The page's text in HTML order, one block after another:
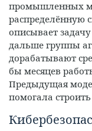
промышленных
распределённую
описывает
дальше группы
дорабатывают
бы месяцев
Предыдущая
помогала